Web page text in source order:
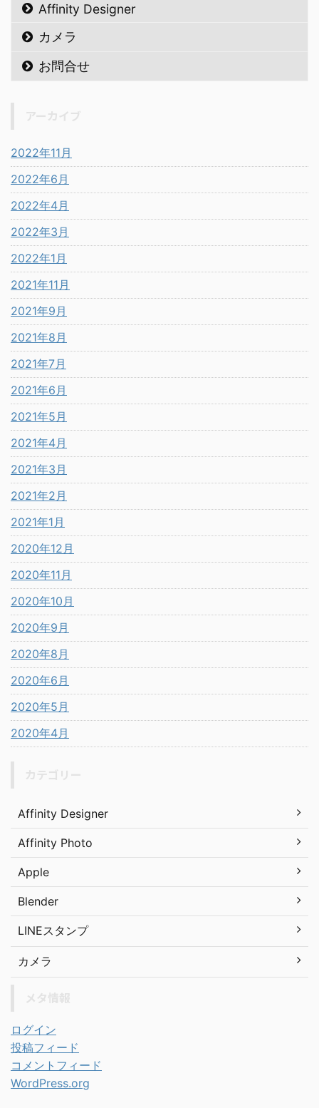
Affinity Designer
カメラ
お問合せ
2022年11月
2022年6月
2022年4月
2022年3月
2022年1月
2021年11月
2021年9月
2021年8月
2021年7月
2021年6月
2021年5月
2021年4月
2021年3月
2021年2月
2021年1月
2020年12月
2020年11月
2020年10月
2020年9月
2020年8月
2020年6月
2020年5月
2020年4月
Affinity Designer
Affinity Photo
Apple
Blender
LINEスタンプ
カメラ
ログイン
投稿フィード
コメントフィード
WordPress.org